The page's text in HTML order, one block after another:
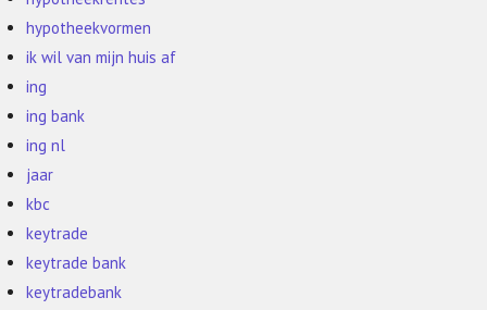
hypotheekvormen
ik wil van mijn huis af
ing
ing bank
ing nl
jaar
kbc
keytrade
keytrade bank
keytradebank